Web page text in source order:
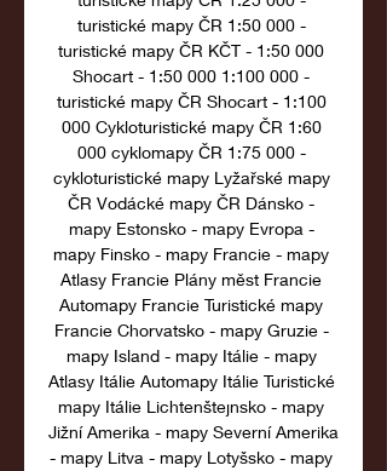
turistické mapy ČR 1:50 000 -
turistické mapy ČR KČT - 1:50 000
Shocart - 1:50 000 1:100 000 -
turistické mapy ČR Shocart - 1:100
000 Cykloturistické mapy ČR 1:60
000 cyklomapy ČR 1:75 000 -
cykloturistické mapy Lyžařské mapy
ČR Vodácké mapy ČR Dánsko -
mapy Estonsko - mapy Evropa -
mapy Finsko - mapy Francie - mapy
Atlasy Francie Plány měst Francie
Automapy Francie Turistické mapy
Francie Chorvatsko - mapy Gruzie -
mapy Island - mapy Itálie - mapy
Atlasy Itálie Automapy Itálie Turistické
mapy Itálie Lichtenštejnsko - mapy
Jižní Amerika - mapy Severní Amerika
- mapy Litva - mapy Lotyšsko - mapy